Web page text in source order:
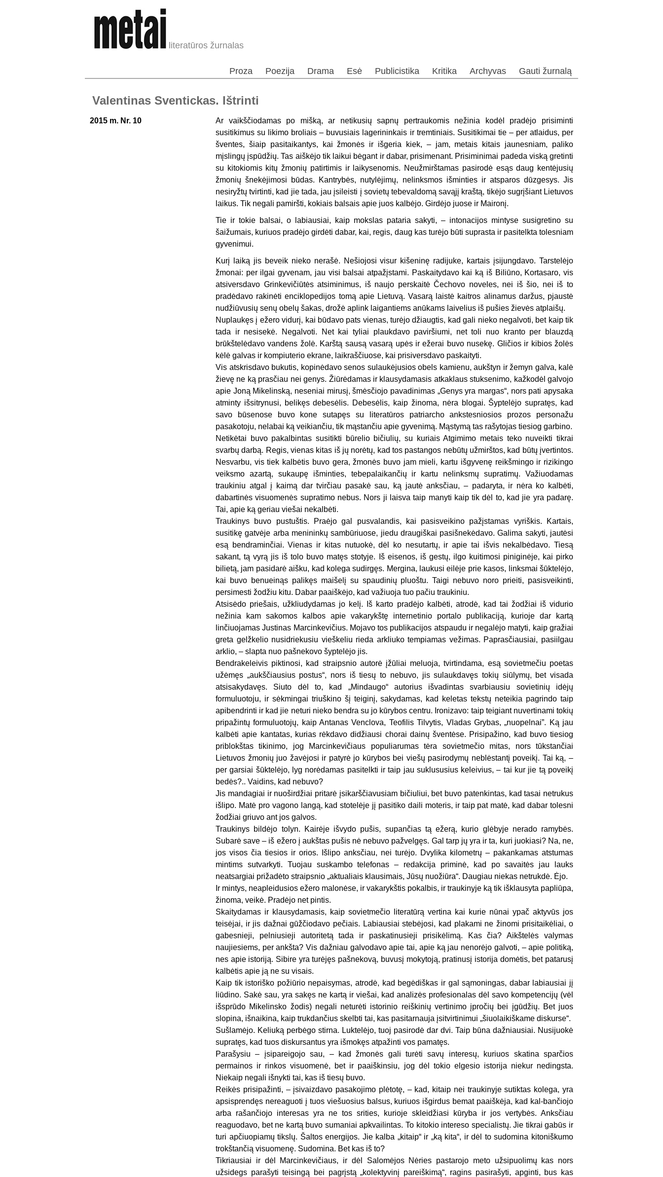
literatūros žurnalas
Proza Poezija Drama Esė Publicistika Kritika Archyvas Gauti žurnalą
Valentinas Sventickas. Ištrinti
2015 m. Nr. 10
Ar vaikščiodamas po mišką, ar netikusių sapnų pertraukomis nežinia kodėl pradėjo prisiminti
susitikimus su likimo broliais – buvusiais lagerininkais ir tremtiniais. Susitikimai tie – per atlaidus, per
šventes, šiaip pasitaikantys, kai žmonės ir išgeria kiek, – jam, metais kitais jaunesniam, paliko
mįslingų įspūdžių. Tas aiškėjo tik laikui bėgant ir dabar, prisimenant. Prisiminimai padeda viską gretinti
su kitokiomis kitų žmonių patirtimis ir laikysenomis. Neužmirštamas pasirodė esąs daug kentėjusių
žmonių šnekėjimosi būdas. Kantrybės, nutylėjimų, nelinksmos išminties ir atsparos dūzgesys. Jis
nesiryžtų tvirtinti, kad jie tada, jau įsileisti į sovietų tebevaldomą savąjį kraštą, tikėjo sugrįšiant Lietuvos
laikus. Tik negali pamiršti, kokiais balsais apie juos kalbėjo. Girdėjo juose ir Maironį.
Tie ir tokie balsai, o labiausiai, kaip mokslas pataria sakyti, – intonacijos mintyse susigretino su
šaižumais, kuriuos pradėjo girdėti dabar, kai, regis, daug kas turėjo būti suprasta ir pasitelkta tolesniam
gyvenimui.
Kurį laiką jis beveik nieko nerašė. Nešiojosi visur kišeninę radijuke, kartais įsijungdavo. Tarstelėjo
žmonai: per ilgai gyvenam, jau visi balsai atpažįstami. Paskaitydavo kai ką iš Biliūno, Kortasaro, vis
atsiversdavo Grinkevičiūtės atsiminimus, iš naujo perskaitė Čechovo noveles, nei iš šio, nei iš to
pradėdavo rakinėti enciklopedijos tomą apie Lietuvą. Vasarą laistė kaitros alinamus daržus, pjaustė
nudžiūvusių senų obelų šakas, drožė aplink laigantiems anūkams laivelius iš pušies žievės atplaišų.
Nuplaukęs į ežero vidurį, kai būdavo pats vienas, turėjo džiaugtis, kad gali nieko negalvoti, bet kaip tik
tada ir nesisekė. Negalvoti. Net kai tyliai plaukdavo paviršiumi, net toli nuo kranto per blauzdą
brūkštelėdavo vandens žolė. Karštą sausą vasarą upės ir ežerai buvo nusekę. Gličios ir kibios žolės
kėlė galvas ir kompiuterio ekrane, laikraščiuose, kai prisiversdavo paskaityti.
Vis atskrisdavo bukutis, kopinėdavo senos sulaukėjusios obels kamienu, aukštyn ir žemyn galva, kalė
žievę ne ką prasčiau nei genys. Žiūrėdamas ir klausydamasis atkaklaus stuksenimo, kažkodėl galvojo
apie Joną Mikelinską, neseniai mirusį, šmėsčiojo pavadinimas „Genys yra margas“, nors pati apysaka
atminty išsitrynusi, belikęs debesėlis. Debesėlis, kaip žinoma, nėra blogai. Šyptelėjo supratęs, kad
savo būsenose buvo kone sutapęs su literatūros patriarcho ankstesniosios prozos personažu
pasakotoju, nelabai ką veikiančiu, tik mąstančiu apie gyvenimą. Mąstymą tas rašytojas tiesiog garbino.
Netikėtai buvo pakalbintas susitikti būrelio bičiulių, su kuriais Atgimimo metais teko nuveikti tikrai
svarbų darbą. Regis, vienas kitas iš jų norėtų, kad tos pastangos nebūtų užmirštos, kad būtų įvertintos.
Nesvarbu, vis tiek kalbėtis buvo gera, žmonės buvo jam mieli, kartu išgyvenę reikšmingo ir rizikingo
veiksmo azartą, sukaupę išminties, tebepalaikančių ir kartu nelinksmų supratimų. Važiuodamas
traukiniu atgal į kaimą dar tvirčiau pasakė sau, ką jautė anksčiau, – padaryta, ir nėra ko kalbėti,
dabartinės visuomenės supratimo nebus. Nors ji laisva taip manyti kaip tik dėl to, kad jie yra padarę.
Tai, apie ką geriau viešai nekalbėti.
Traukinys buvo pustuštis. Praėjo gal pusvalandis, kai pasisveikino pažįstamas vyriškis. Kartais,
susitikę gatvėje arba menininkų sambūriuose, jiedu draugiškai pasišnekėdavo. Galima sakyti, jautėsi
esą bendraminčiai. Vienas ir kitas nutuokė, dėl ko nesutartų, ir apie tai išvis nekalbėdavo. Tiesą
sakant, tą vyrą jis iš tolo buvo matęs stotyje. Iš eisenos, iš gestų, ilgo kuitimosi piniginėje, kai pirko
bilietą, jam pasidarė aišku, kad kolega sudirgęs. Mergina, laukusi eilėje prie kasos, linksmai šūktelėjo,
kai buvo benueinąs palikęs maišelį su spaudinių pluoštu. Taigi nebuvo noro prieiti, pasisveikinti,
persimesti žodžiu kitu. Dabar paaiškėjo, kad važiuoja tuo pačiu traukiniu.
Atsisėdo priešais, užkliudydamas jo kelį. Iš karto pradėjo kalbėti, atrodė, kad tai žodžiai iš vidurio
nežinia kam sakomos kalbos apie vakarykštę internetinio portalo publikaciją, kurioje dar kartą
linčiuojamas Justinas Marcinkevičius. Mojavo tos publikacijos atspaudu ir negalėjo matyti, kaip gražiai
greta gelžkelio nusidriekusiu vieškeliu rieda arkliuko tempiamas vežimas. Paprasčiausiai, pasiilgau
arklio, – slapta nuo pašnekovo šyptelėjo jis.
Bendrakeleivis piktinosi, kad straipsnio autorė įžūliai meluoja, tvirtindama, esą sovietmečiu poetas
užėmęs „aukščiausius postus“, nors iš tiesų to nebuvo, jis sulaukdavęs tokių siūlymų, bet visada
atsisakydavęs. Siuto dėl to, kad „Mindaugo“ autorius išvadintas svarbiausiu sovietinių idėjų
formuluotoju, ir sėkmingai triuškino šį teiginį, sakydamas, kad keletas tekstų neteikia pagrindo taip
apibendrinti ir kad jie neturi nieko bendra su jo kūrybos centru. Ironizavo: taip teigiant nuvertinami tokių
pripažintų formuluotojų, kaip Antanas Venclova, Teofilis Tilvytis, Vladas Grybas, „nuopelnai”. Ką jau
kalbėti apie kantatas, kurias rėkdavo didžiausi chorai dainų šventėse. Prisipažino, kad buvo tiesiog
priblokštas tikinimo, jog Marcinkevičiaus populiarumas tėra sovietmečio mitas, nors tūkstančiai
Lietuvos žmonių juo žavėjosi ir patyrė jo kūrybos bei viešų pasirodymų neblėstantį poveikį. Tai ką, –
per garsiai šūktelėjo, lyg norėdamas pasitelkti ir taip jau suklususius keleivius, – tai kur jie tą poveikį
bedės?.. Vaidins, kad nebuvo?
Jis mandagiai ir nuoširdžiai pritarė įsikarščiavusiam bičiuliui, bet buvo patenkintas, kad tasai netrukus
išlipo. Matė pro vagono langą, kad stotelėje jį pasitiko daili moteris, ir taip pat matė, kad dabar tolesni
žodžiai griuvo ant jos galvos.
Traukinys bildėjo tolyn. Kairėje išvydo pušis, supančias tą ežerą, kurio glėbyje nerado ramybės.
Subarė save – iš ežero į aukštas pušis nė nebuvo pažvelgęs. Gal tarp jų yra ir ta, kuri juokiasi? Na, ne,
jos visos čia tiesios ir orios. Išlipo anksčiau, nei turėjo. Dvylika kilometrų – pakankamas atstumas
mintims sutvarkyti. Tuojau suskambo telefonas – redakcija priminė, kad po savaitės jau lauks
neatsargiai prižadėto straipsnio „aktualiais klausimais, Jūsų nuožiūra“. Daugiau niekas netrukdė. Ėjo.
Ir mintys, neapleidusios ežero malonėse, ir vakarykštis pokalbis, ir traukinyje ką tik išklausyta papliūpa,
žinoma, veikė. Pradėjo net pintis.
Skaitydamas ir klausydamasis, kaip sovietmečio literatūrą vertina kai kurie nūnai ypač aktyvūs jos
teisėjai, ir jis dažnai gūžčiodavo pečiais. Labiausiai stebėjosi, kad plakami ne žinomi prisitaikėliai, o
gabesnieji, pelniusieji autoritetą tada ir paskatinusieji prisikėlimą. Kas čia? Aikštelės valymas
naujiesiems, per ankšta? Vis dažniau galvodavo apie tai, apie ką jau nenorėjo galvoti, – apie politiką,
nes apie istoriją. Sibire yra turėjęs pašnekovą, buvusį mokytoją, pratinusį istorija domėtis, bet patarusį
kalbėtis apie ją ne su visais.
Kaip tik istoriško požiūrio nepaisymas, atrodė, kad begėdiškas ir gal sąmoningas, dabar labiausiai jį
liūdino. Sakė sau, yra sakęs ne kartą ir viešai, kad analizės profesionalas dėl savo kompetencijų (vėl
išsprūdo Mikelinsko žodis) negali neturėti istorinio reiškinių vertinimo įpročių bei įgūdžių. Bet juos
slopina, išnaikina, kaip trukdančius skelbti tai, kas pasitarnauja įsitvirtinimui „šiuolaikiškame diskurse“.
Sušlamėjo. Keliuką perbėgo stirna. Luktelėjo, tuoj pasirodė dar dvi. Taip būna dažniausiai. Nusijuokė
supratęs, kad tuos diskursantus yra išmokęs atpažinti vos pamatęs.
Parašysiu – įsipareigojo sau, – kad žmonės gali turėti savų interesų, kuriuos skatina sparčios
permainos ir rinkos visuomenė, bet ir paaiškinsiu, jog dėl tokio elgesio istorija niekur nedingsta.
Niekaip negali išnykti tai, kas iš tiesų buvo.
Reikės prisipažinti, – įsivaizdavo pasakojimo plėtotę, – kad, kitaip nei traukinyje sutiktas kolega, yra
apsisprendęs nereaguoti į tuos viešuosius balsus, kuriuos išgirdus bemat paaiškėja, kad kal-bančiojo
arba rašančiojo interesas yra ne tos srities, kurioje skleidžiasi kūryba ir jos vertybės. Anksčiau
reaguodavo, bet ne kartą buvo sumaniai apkvailintas. To kitokio intereso specialistų. Jie tikrai gabūs ir
turi apčiuopiamų tikslų. Šaltos energijos. Jie kalba „kitaip“ ir „ką kita“, ir dėl to sudomina kitoniškumo
trokštančią visuomenę. Sudomina. Bet kas iš to?
Tikriausiai ir dėl Marcinkevičiaus, ir dėl Salomėjos Nėries pastarojo meto užsipuolimų kas nors
užsidegs parašyti teisingą bei pagrįstą „kolektyvinį pareiškimą“, ragins pasirašyti, apginti, bus kas